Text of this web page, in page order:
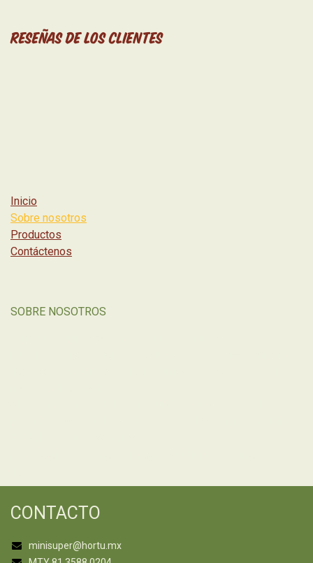
Reseñas de los clientes
Inicio
Sobre nosotros
Productos
Contáctenos
SOBRE NOSOTROS
CONTACTO
minisuper@hortu.mx